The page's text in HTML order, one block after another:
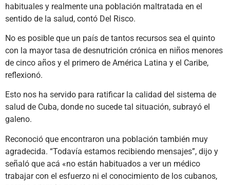
habituales y realmente una población maltratada en el
sentido de la salud, contó Del Risco.
No es posible que un país de tantos recursos sea el quinto
con la mayor tasa de desnutrición crónica en niños menores
de cinco años y el primero de América Latina y el Caribe,
reflexionó.
Esto nos ha servido para ratificar la calidad del sistema de
salud de Cuba, donde no sucede tal situación, subrayó el
galeno.
Reconoció que encontraron una población también muy
agradecida. “Todavía estamos recibiendo mensajes”, dijo y
señaló que acá «no están habituados a ver un médico
trabajar con el esfuerzo ni el conocimiento de los cubanos,